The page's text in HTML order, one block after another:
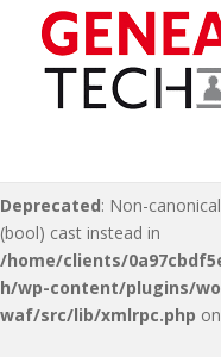
Deprecated: Non-
(float) cast instead in
/home/clients/
Deprecated: Non-
(bool) cast instead in
/home/clients/
h/wp-content/plugins/
waf/src/lib/xmlrpc.php